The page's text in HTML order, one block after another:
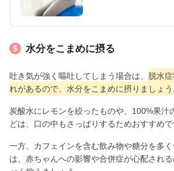
水分をこまめに摂る
吐き気が強く嘔吐してしまう場合は、 脱水
れがあるので、水分をこまめに摂りましょう
炭酸水にレモンを絞ったものや、100%果汁
どは、口の中もさっぱりするためおすすめで
一方、カフェインを含む飲み物や糖分を多
は、赤ちゃんへの影響や合併症が心配され